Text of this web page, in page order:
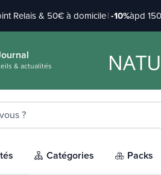
Relais & 50€ à domicile|-10%àpd
& actualités
Catégories Packs